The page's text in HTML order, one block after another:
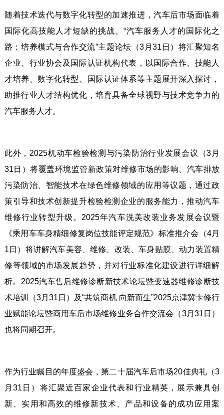
随着技术迭代与数字化转型的加速推进，汽车后市场面临着
国际化高技能人才短缺的挑战。“汽车服务人才的国际化之
路：培养模式与合作交流”主题论坛（3月31日）将汇聚知名
企业、行业协会及国际认证机构代表，以国际合作、技能人
才培养、数字化转型、国际认证体系等主题展开深入探讨，
助推行业人才结构优化，培育具备全球视野与技术竞争力的
汽车服务人才。
此外，2025机动车检验检测与污染防治行业发展会议（3月
31日）将覆盖环境监管新政策对维修市场的影响、汽车排放
污染防治、智能技术在绿色维修领域的应用等议题，通过政
策引导和技术创新提升检验检测企业的服务能力，推动汽车
维修行业转型升级。2025年汽车洗美改装业务发展会议暨
《乘用车车身精细修复岗位技能评定规范》标准推介会（4月
1日）将讲解汽车美容、维修、改装、车身贴膜、动力装置精
修等领域的市场发展趋势，并对行业标准化建设进行详细解
析。2025汽车售后维修诊断新技术论坛暨变速器维修诊断技
术培训（3月31日）及“共筑商机 向新而生”2025京津冀卡修行
业赋能论坛暨商用车后市场维修业务合作交流会（3月31日）
也将同期召开。
作为行业瞩目的年度盛会，第二十届汽车后市场20佳典礼（3
月31日）将汇聚近百家企业代表和行业精英，展示兼具创
新、实用和高效的维修新技术、产品和设备的成功应用案